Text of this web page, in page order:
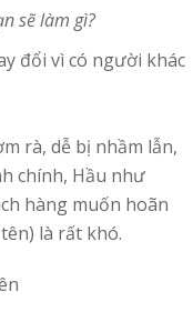
sẽ làm gì?
đổi vì có người khác
rà, dễ bị nhầm lẫn,
chính, Hầu như
hàng muốn hoãn
là rất khó.